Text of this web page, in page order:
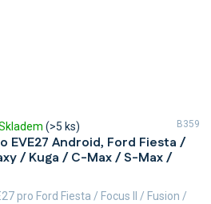
EVE27 Android, Ford Fiesta /
/ Kuga / C-Max / S-Max /
(>5 ks)
pro Ford Fiesta / Focus II / Fusion /
B359